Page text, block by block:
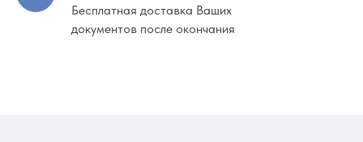
Бесплатная доставка Ваших
документов после окончания